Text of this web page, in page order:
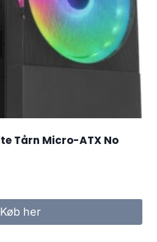
Tårn Micro-ATX No
Køb her